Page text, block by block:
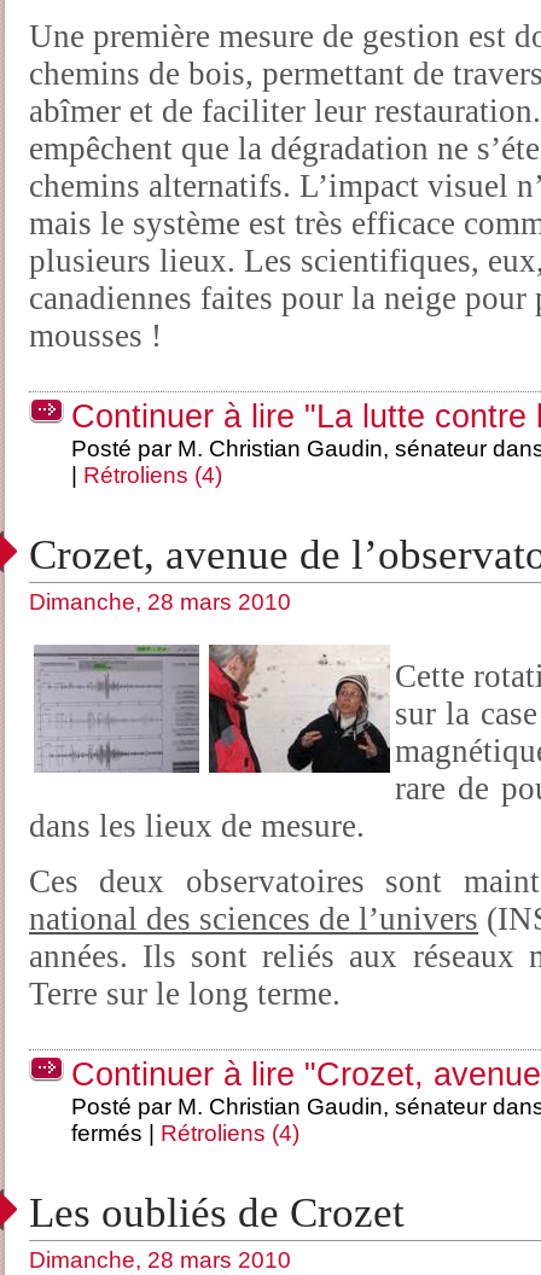
Une première mesure de gestion est
chemins de bois, permettant de
abîmer et de faciliter leur
empêchent que la dégradation ne
chemins alternatifs. L’impact visuel
mais le système est très efficace
plusieurs lieux. Les scientifiques,
canadiennes faites pour la neige
mousses !
Continuer à lire "La lutte contre
Posté par M. Christian Gaudin, sénateur
Rétroliens (4)
Crozet, avenue de
Dimanche, 28 mars 2010
Cette
sur la
rare de
dans les lieux de mesure.
Ces deux observatoires sont
national des sciences de l’univers
années. Ils sont reliés aux réseaux
Terre sur le long terme.
Continuer à lire "Crozet,
Posté par M. Christian Gaudin, sénateur
fermés
Rétroliens (4)
Les oubliés de Crozet
Dimanche, 28 mars 2010